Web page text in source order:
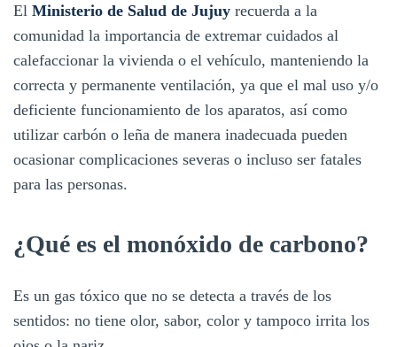
El Ministerio de Salud de Jujuy recuerda a la
comunidad la importancia de extremar cuidados al
calefaccionar la vivienda o el vehículo, manteniendo la
correcta y permanente ventilación, ya que el mal uso y/o
deficiente funcionamiento de los aparatos, así como
utilizar carbón o leña de manera inadecuada pueden
ocasionar complicaciones severas o incluso ser fatales
para las personas.
¿Qué es el monóxido de carbono?
Es un gas tóxico que no se detecta a través de los
sentidos: no tiene olor, sabor, color y tampoco irrita los